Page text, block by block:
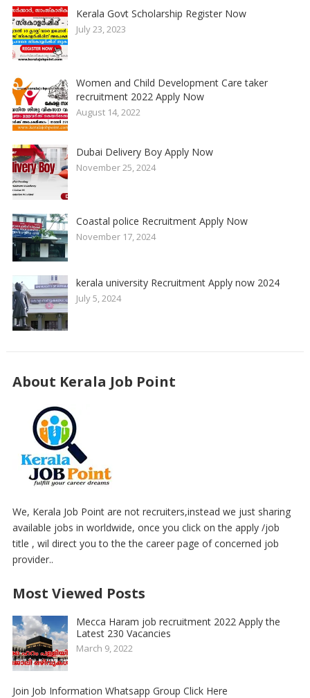
Kerala Govt Scholarship Register Now
July 23, 2023
Women and Child Development Care taker
recruitment 2022 Apply Now
August 14, 2022
Dubai Delivery Boy Apply Now
November 25, 2024
Coastal police Recruitment Apply Now
November 17, 2024
kerala university Recruitment Apply now 2024
July 5, 2024
About Kerala Job Point
We, Kerala Job Point are not recruiters,instead we just sharing
available jobs in worldwide, once you click on the apply /job
title , wil direct you to the the career page of concerned job
provider..
Most Viewed Posts
Mecca Haram job recruitment 2022 Apply the
Latest 230 Vacancies
March 9, 2022
Join Job Information Whatsapp Group Click Here